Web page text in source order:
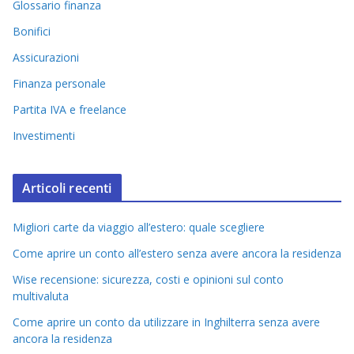
Glossario finanza
Bonifici
Assicurazioni
Finanza personale
Partita IVA e freelance
Investimenti
Articoli recenti
Migliori carte da viaggio all’estero: quale scegliere
Come aprire un conto all’estero senza avere ancora la residenza
Wise recensione: sicurezza, costi e opinioni sul conto
multivaluta
Come aprire un conto da utilizzare in Inghilterra senza avere
ancora la residenza